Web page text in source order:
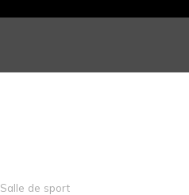
Salle de sport